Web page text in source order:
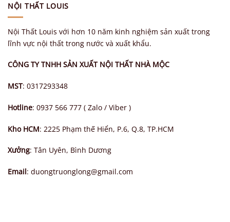
NỘI THẤT LOUIS
Nội Thất Louis với hơn 10 năm kinh nghiệm sản xuất trong
lĩnh vực nội thất trong nước và xuất khẩu.
CÔNG TY TNHH SẢN XUẤT NỘI THẤT NHÀ MỘC
MST: 0317293348
Hotline: 0937 566 777 ( Zalo / Viber )
Kho HCM: 2225 Phạm thế Hiển, P.6, Q.8, TP.HCM
Xưởng: Tân Uyên, Bình Dương
Email: duongtruonglong@gmail.com